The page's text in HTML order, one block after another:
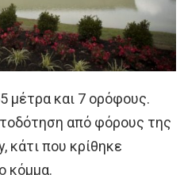
μέτρα και 7 ορόφους.
από φόρους της
κάτι που κρίθηκε
κόμμα.